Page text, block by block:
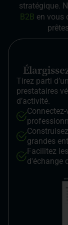
stratégique.
B2B en vous
Tirez parti
prestataires
d’activité.
grandes
Facilitez
d'échange